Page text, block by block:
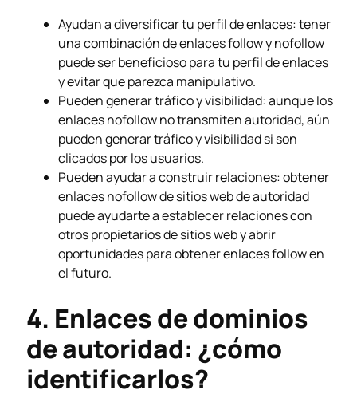
Ayudan a diversificar tu perfil de enlaces: tener
una combinación de enlaces follow y nofollow
puede ser beneficioso para tu perfil de enlaces
y evitar que parezca manipulativo.
Pueden generar tráfico y visibilidad: aunque los
enlaces nofollow no transmiten autoridad, aún
pueden generar tráfico y visibilidad si son
clicados por los usuarios.
Pueden ayudar a construir relaciones: obtener
enlaces nofollow de sitios web de autoridad
puede ayudarte a establecer relaciones con
otros propietarios de sitios web y abrir
oportunidades para obtener enlaces follow en
el futuro.
4. Enlaces de dominios
de autoridad: ¿cómo
identificarlos?